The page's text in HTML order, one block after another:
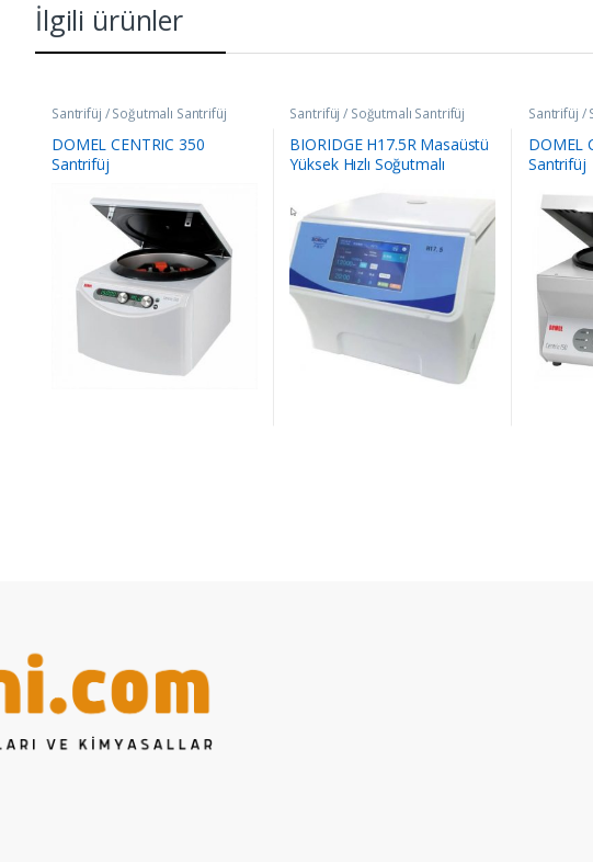
İlgili ürünler
Santrifüj / Soğutmalı Santrifüj
DOMEL CENTRIC 350
Santrifüj
Santrifüj / Soğutmalı Santrifüj
BIORIDGE H17.5R Masaüstü
Yüksek Hızlı Soğutmalı
Santrifüj /
DOMEL
Santrifüj